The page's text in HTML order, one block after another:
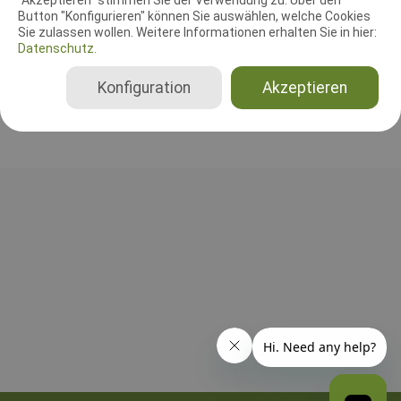
Button "Konfigurieren" können Sie auswählen, welche Cookies
Sie zulassen wollen. Weitere Informationen erhalten Sie in hier:
Datenschutz.
Akzeptieren
Konfiguration
James Akin-Otiko
Vereinigte Staaten von Amerika